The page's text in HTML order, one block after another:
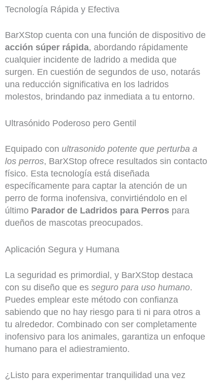
Tecnología Rápida y Efectiva
BarXStop cuenta con una función de dispositivo de
acción súper rápida, abordando rápidamente
cualquier incidente de ladrido a medida que
surgen. En cuestión de segundos de uso, notarás
una reducción significativa en los ladridos
molestos, brindando paz inmediata a tu entorno.
Ultrasónido Poderoso pero Gentil
Equipado con ultrasonido potente que perturba a
los perros, BarXStop ofrece resultados sin contacto
físico. Esta tecnología está diseñada
específicamente para captar la atención de un
perro de forma inofensiva, convirtiéndolo en el
último Parador de Ladridos para Perrospara
dueños de mascotas preocupados.
Aplicación Segura y Humana
La seguridad es primordial, y BarXStop destaca
con su diseño que es seguro para uso humano.
Puedes emplear este método con confianza
sabiendo que no hay riesgo para ti ni para otros a
tu alrededor. Combinado con ser completamente
inofensivo para los animales, garantiza un enfoque
humano para el adiestramiento.
¿Listo para experimentar tranquilidad una vez